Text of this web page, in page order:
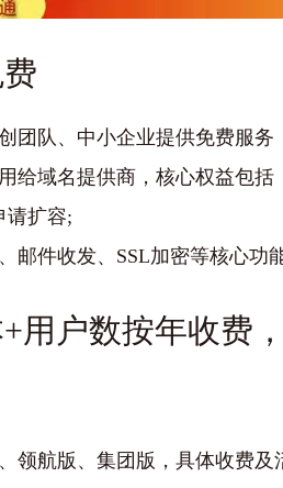
团队、中小企业提供免费服务
给域名提供商，核心权益包括
请扩容;
件收发、SSL加密等核心功能
用户数按年收费
领航版、集团版‌，具体收费及